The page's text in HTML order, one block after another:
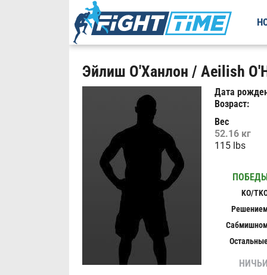
Эйлиш О'Ханлон / Aeilish
Дата
Возраст:
Вес
52.16 кг
115 lbs
KO/
НИЧЬИ